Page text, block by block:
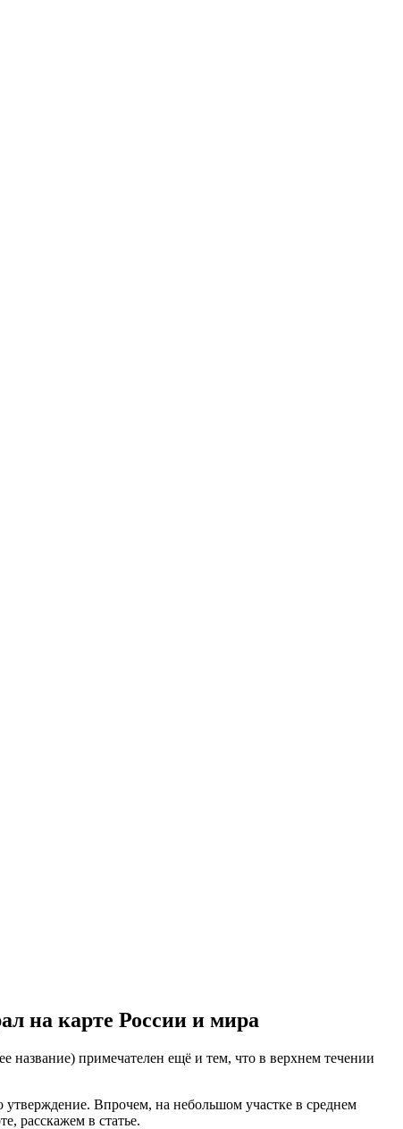
на карте России и мира
название) примечателен ещё и тем, что в верхнем течении
утверждение. Впрочем, на небольшом участке в среднем
расскажем в статье.